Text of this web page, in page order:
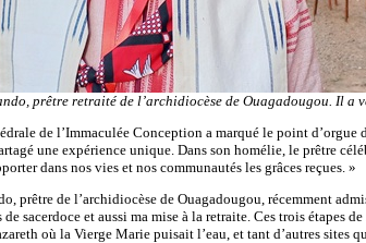
prêtre retraité de l’archidiocèse de Ouagadougou. Il a
de l’Immaculée Conception a marqué le point
une expérience unique. Dans son homélie, le prêtre
dans nos vies et nos communautés les grâces reçues. »
prêtre de l’archidiocèse de Ouagadougou, récemment
de sacerdoce et aussi ma mise à la retraite. Ces trois
où la Vierge Marie puisait l’eau, et tant d’autres